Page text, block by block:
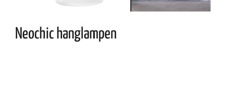
Neochic hanglampen